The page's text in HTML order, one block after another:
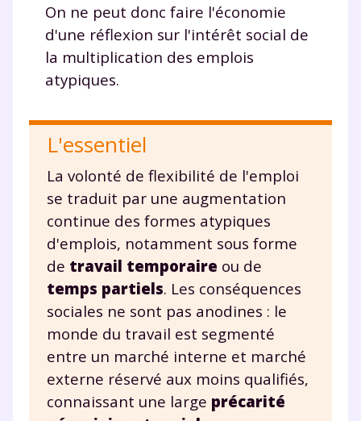
On ne peut donc faire l'économie
d'une réflexion sur l'intérêt social de
la multiplication des emplois
atypiques.
L'essentiel
La volonté de flexibilité de l'emploi
se traduit par une augmentation
continue des formes atypiques
d'emplois, notamment sous forme
de travail temporaire ou de
temps partiels. Les conséquences
sociales ne sont pas anodines : le
monde du travail est segmenté
entre un marché interne et marché
externe réservé aux moins qualifiés,
connaissant une large précarité
TESTER GRATUITEMENT
renseignant votre e-mail, vous consentez à ce que vos
la marque myMaxicours, afin que SEJER puisse vous donner
savoir plus sur la gestion de vos données personnelles et
pour exercer vos droits, vous pouvez consulter
notre
charte.
J’accepte de recevoir les actualités et des
communications de la part de
myMaxicours.
Votre adresse e-mail sera exclusivement utilisée pour
vous envoyer notre newsletter. Vous pourrez vous
désinscrire à tout moment, à travers le lien de
désinscription présent dans chaque newsletter. Pour
en savoir plus sur la gestion de vos données
personnelles et pour exercer vos droits, vous pouvez